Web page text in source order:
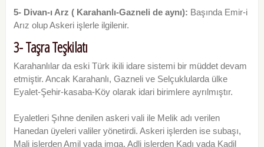
5- Divan-ı Arz ( Karahanlı-Gazneli de aynı): Başında Emir-i
Arız olup Askeri işlerle ilgilenir.
3- Taşra Teşkilatı
Karahanlılar da eski Türk ikili idare sistemi bir müddet devam
etmiştir. Ancak Karahanlı, Gazneli ve Selçuklularda ülke
Eyalet-Şehir-kasaba-Köy olarak idari birimlere ayrılmıştır.
Eyaletleri Şıhne denilen askeri vali ile Melik adı verilen
Hanedan üyeleri valiler yönetirdi. Askeri işlerden ise subaşı,
Mali işlerden Amil yada imga, Adli işlerden Kadı yada Kadil